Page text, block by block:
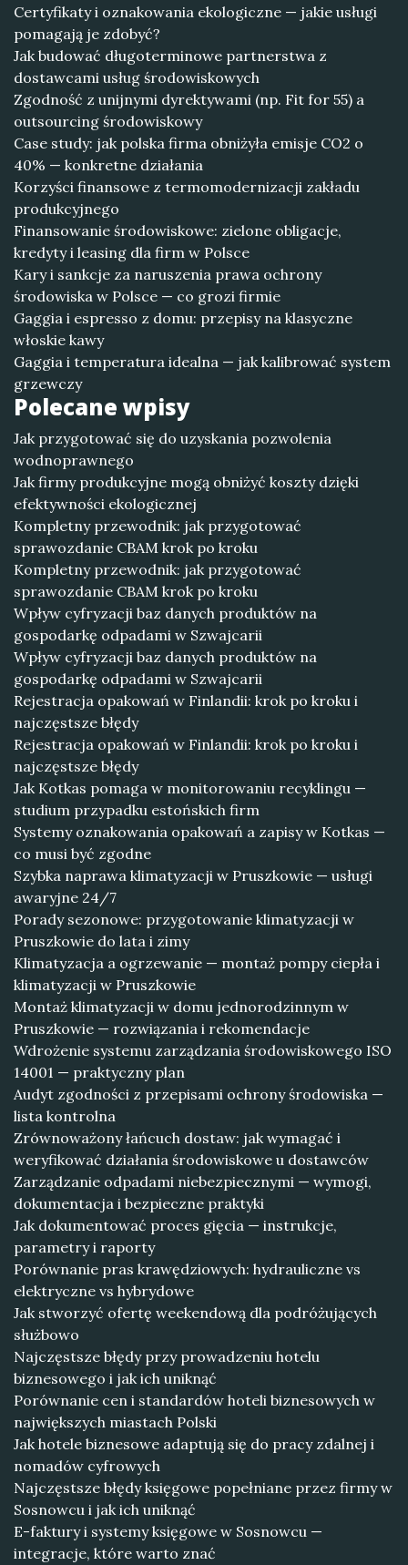
Certyfikaty i oznakowania ekologiczne — jakie usługi
pomagają je zdobyć?
Jak budować długoterminowe partnerstwa z
dostawcami usług środowiskowych
Zgodność z unijnymi dyrektywami (np. Fit for 55) a
outsourcing środowiskowy
Case study: jak polska firma obniżyła emisje CO2 o
40% — konkretne działania
Korzyści finansowe z termomodernizacji zakładu
produkcyjnego
Finansowanie środowiskowe: zielone obligacje,
kredyty i leasing dla firm w Polsce
Kary i sankcje za naruszenia prawa ochrony
środowiska w Polsce — co grozi firmie
Gaggia i espresso z domu: przepisy na klasyczne
włoskie kawy
Gaggia i temperatura idealna — jak kalibrować system
grzewczy
Polecane wpisy
Jak przygotować się do uzyskania pozwolenia
wodnoprawnego
Jak firmy produkcyjne mogą obniżyć koszty dzięki
efektywności ekologicznej
Kompletny przewodnik: jak przygotować
sprawozdanie CBAM krok po kroku
Kompletny przewodnik: jak przygotować
sprawozdanie CBAM krok po kroku
Wpływ cyfryzacji baz danych produktów na
gospodarkę odpadami w Szwajcarii
Wpływ cyfryzacji baz danych produktów na
gospodarkę odpadami w Szwajcarii
Rejestracja opakowań w Finlandii: krok po kroku i
najczęstsze błędy
Rejestracja opakowań w Finlandii: krok po kroku i
najczęstsze błędy
Jak Kotkas pomaga w monitorowaniu recyklingu —
studium przypadku estońskich firm
Systemy oznakowania opakowań a zapisy w Kotkas —
co musi być zgodne
Szybka naprawa klimatyzacji w Pruszkowie — usługi
awaryjne 24/7
Porady sezonowe: przygotowanie klimatyzacji w
Pruszkowie do lata i zimy
Klimatyzacja a ogrzewanie — montaż pompy ciepła i
klimatyzacji w Pruszkowie
Montaż klimatyzacji w domu jednorodzinnym w
Pruszkowie — rozwiązania i rekomendacje
Wdrożenie systemu zarządzania środowiskowego ISO
14001 — praktyczny plan
Audyt zgodności z przepisami ochrony środowiska —
lista kontrolna
Zrównoważony łańcuch dostaw: jak wymagać i
weryfikować działania środowiskowe u dostawców
Zarządzanie odpadami niebezpiecznymi — wymogi,
dokumentacja i bezpieczne praktyki
Jak dokumentować proces gięcia — instrukcje,
parametry i raporty
Porównanie pras krawędziowych: hydrauliczne vs
elektryczne vs hybrydowe
Jak stworzyć ofertę weekendową dla podróżujących
służbowo
Najczęstsze błędy przy prowadzeniu hotelu
biznesowego i jak ich uniknąć
Porównanie cen i standardów hoteli biznesowych w
największych miastach Polski
Jak hotele biznesowe adaptują się do pracy zdalnej i
nomadów cyfrowych
Najczęstsze błędy księgowe popełniane przez firmy w
Sosnowcu i jak ich uniknąć
E-faktury i systemy księgowe w Sosnowcu —
integracje, które warto znać